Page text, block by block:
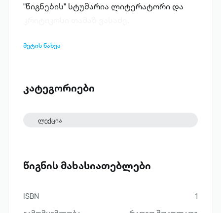
"წიგნების" სტუმარია ლიტერატორი და
მეტის ნახვა
კატეგორიები
ლექცია
წიგნის მახასიათებლები
ISBN
1